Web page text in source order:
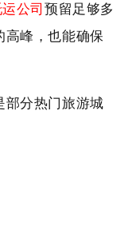
公司 预留足够多
高峰，也能确保
部分热门旅游城